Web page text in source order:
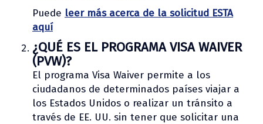
Puede leer más acerca de la solicitud ESTA
aquí
¿QUÉ ES EL PROGRAMA VISA WAIVER
(PVW)?
El programa Visa Waiver permite a los
ciudadanos de determinados países viajar a
los Estados Unidos o realizar un tránsito a
través de EE. UU. sin tener que solicitar una